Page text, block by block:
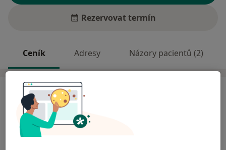
Rezervovat termín
Ceník Adresy Názory pacientů (2)
Ceník
Informace o službách a cenách nejsou k dispozici
Tento specialista ještě nepřidával žádné informace o